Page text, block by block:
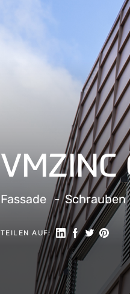
VMZINC
Fassade Schrauben
TEILEN AUF: Auf LinkedIn
AufAufAuf